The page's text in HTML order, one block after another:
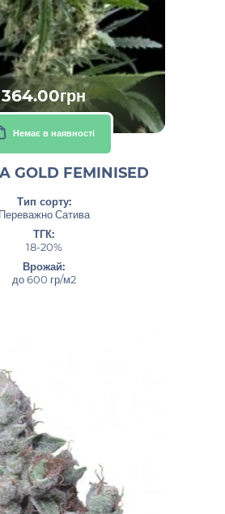
364.00грн
Немає в наявності
GOLD FEMINISED
Тип сорту:
Переважно Сатива
ТГК:
18-20%
Врожай:
до 600 гр/м2